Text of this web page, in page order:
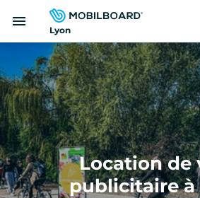
Lyon
menu
Location de
publicitaire à